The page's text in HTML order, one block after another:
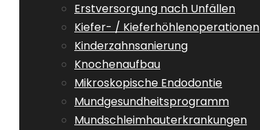
Erstversorgung nach Unfällen
Kiefer- / Kieferhöhlenoperationen
Kinderzahnsanierung
Knochenaufbau
Mikroskopische Endodontie
Mundgesundheitsprogramm
Mundschleimhauterkrankungen